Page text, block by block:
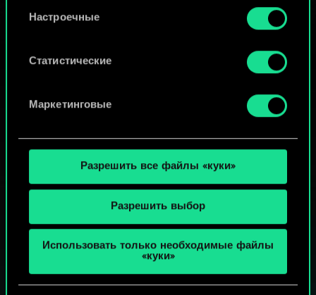
Найти подробную информацию о том, как мы
используем ваши файлы cookie, и изменить
«Настройки» ниже.
Настроечные
Статистические
Маркетинговые
Разрешить все файлы «куки»
Разрешить выбор
Использовать только необходимые файлы
«куки»
МОЖЕТ ПАРТЕЕЧКУ В ГВИНТ?
ИГРАТЬ
БЕСПЛАТНО НА ПК